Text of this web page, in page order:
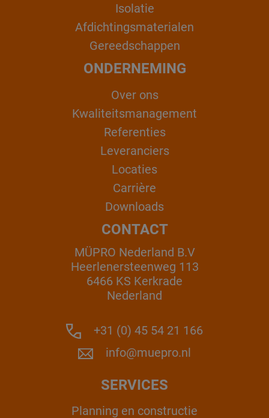
Isolatie
Afdichtingsmaterialen
Gereedschappen
ONDERNEMING
Over ons
Kwaliteitsmanagement
Referenties
Leveranciers
Locaties
Carrière
Downloads
CONTACT
MÜPRO Nederland B.V
Heerlenersteenweg 113
6466 KS Kerkrade
Nederland
+31 (0) 45 54 21 166
info@muepro.nl
SERVICES
Planning en constructie